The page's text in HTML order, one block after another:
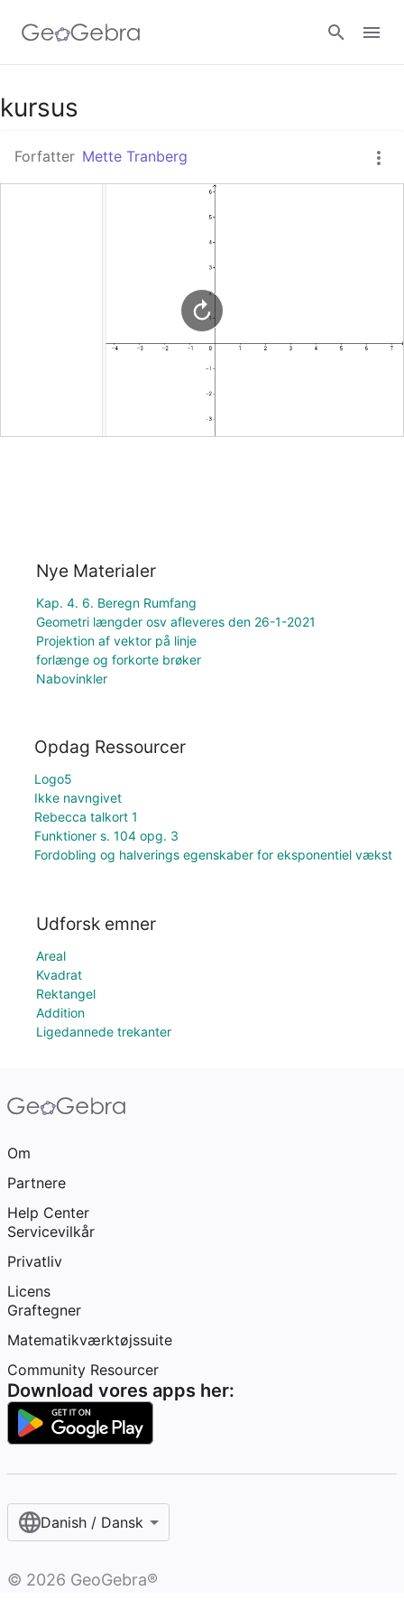
GeoGebra Classroom
kursus
Forfatter Mette Tranberg
Nye Materialer
Kap. 4. 6. Beregn Rumfang
Geometri længder osv afleveres den 26-1-2021
Projektion af vektor på linje
forlænge og forkorte brøker
Nabovinkler
Opdag Ressourcer
Logo5
Ikke navngivet
Rebecca talkort 1
Funktioner s. 104 opg. 3
Fordobling og halverings egenskaber for eksponentiel vækst
Udforsk emner
Areal
Kvadrat
Rektangel
Addition
Ligedannede trekanter
Om
Partnere
Help Center
Servicevilkår
Privatliv
Licens
Graftegner
Matematikværktøjssuite
Community Resourcer
Download vores apps her:
Danish / Dansk‎
© 2026 GeoGebra®